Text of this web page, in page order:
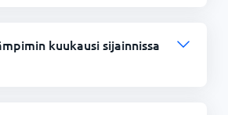
kuukausi sijainnissa